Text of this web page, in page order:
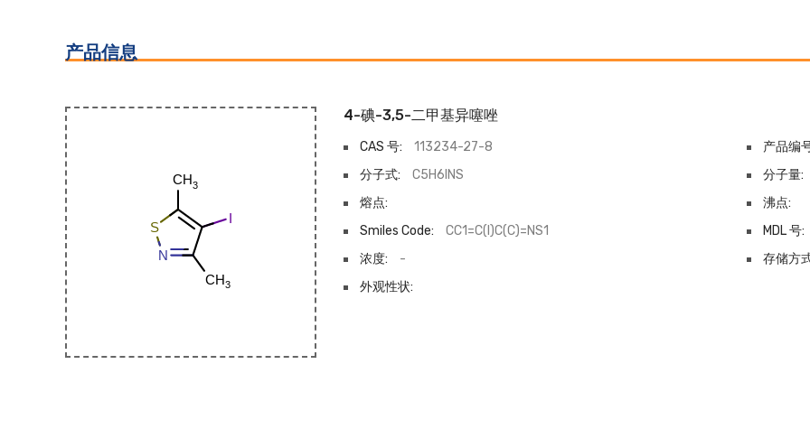
产品信息
4-碘-3,5-二甲基异噻唑
CAS 号: 113234-27-8 产品编
分子式:
C5H6INS 分子量:
熔点:
沸点:
Smiles Code:
CC1=C(I)C(C)=NS1
MDL 号:
浓度:
-
存储方
外观性状: